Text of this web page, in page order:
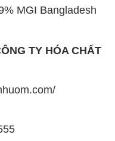
MGI Bangladesh
TY HÓA CHẤT